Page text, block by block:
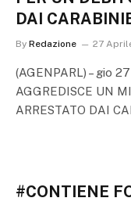
DAI
By Redazione 27
(AGENPARL) – gio
AGGREDISCE UN
ARRESTATO DAI
#CONTIENE